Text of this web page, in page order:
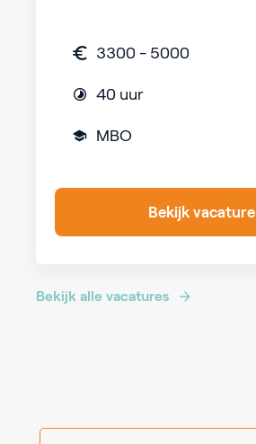
3300 - 5000
40 uur
MBO
Bekijk vacature
Bekijk alle vacatures